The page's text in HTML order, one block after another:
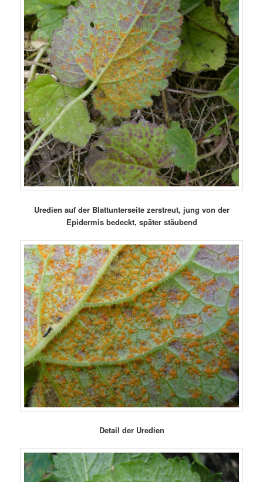
Uredien auf der Blattunterseite zerstreut, jung von der
Epidermis bedeckt, später stäubend
Detail der Uredien